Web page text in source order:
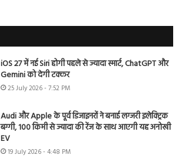
iOS 27 में नई Siri होगी पहले से ज्यादा स्मार्ट, ChatGPT और
Gemini को देगी टक्कर
25 July 2026 - 7:52 PM
Audi और Apple के पूर्व डिजाइनरों ने बनाई लग्जरी इलेक्ट्रिक
बग्गी, 100 किमी से ज्यादा की रेंज के साथ आएगी यह अनोखी
EV
19 July 2026 - 4:48 PM